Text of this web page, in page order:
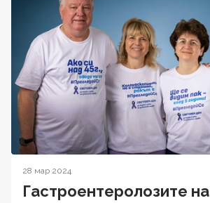
28 мар 2024
Гастроентеролозите на